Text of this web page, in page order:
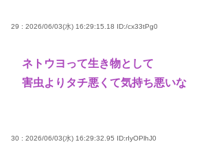
29 : 2026/06/03(水) 16:29:15.18 ID:/cx33tPg0
ネトウヨって生き物として
害虫よりタチ悪くて気持ち悪いな
30 : 2026/06/03(水) 16:29:32.95 ID:rIyOPlhJ0